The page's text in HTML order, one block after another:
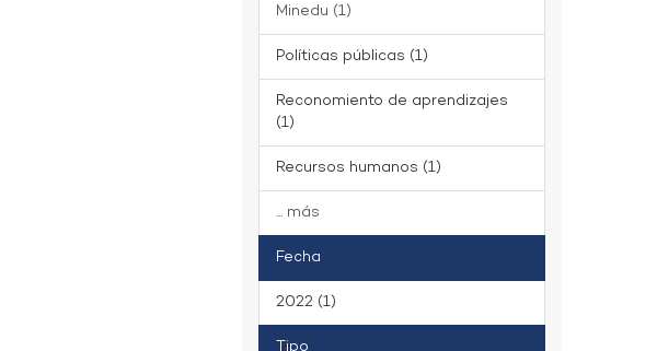
Minedu (1)
Políticas públicas (1)
Reconomiento de aprendizajes
(1)
Recursos humanos (1)
... más
Fecha
2022 (1)